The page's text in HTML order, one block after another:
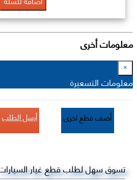
معلومات أخرى
×
معلومات التسعيرة
أضف قطع اخرى أرسل الطلب
تسوق سهل لطلب قطع غيار